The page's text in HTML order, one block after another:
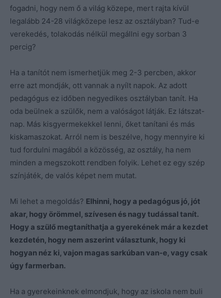
fogadni, hogy nem ő a világ közepe, mert rajta kívül
legalább 24-28 világközepe lesz az osztályban? Tud-e
verekedés, tolakodás nélkül megállni egy sorban 3
percig?
Ha a tanítót nem ismerhetjük meg 2-3 percben, akkor
erre azt mondják, ott vannak a nyílt napok. Az adott
pedagógus ez időben negyedikes osztályban tanít. Ha
oda beülnek a szülők, nem a valóságot látják. Ez látszat-
nap. Más kisgyermekekkel lenni, őket tanítani és más
kiskamaszokat. Arról nem is beszélve, hogy mennyire ki
tud fordulni magából a közösség, az osztály, ha nem
minden a megszokott rendben folyik. Lehet ez egy szép
színjáték, de valós képet nem mutat.
Mi lehet a megoldás? Elhinni, hogy a pedagógus jó, jót
akar, hogy örömmel, szívesen és nagy tudással tanít.
Hogy a szülő megtaníthatja a gyerekének már a kezdet
kezdetén, hogy nem aszerint választunk, hogy ki
hogyan néz ki, vajon magas sarkúban van-e, vagy csak
úgy farmerban.
Ha a gyerekeinknek elmondjuk, hogy az iskola nem buli